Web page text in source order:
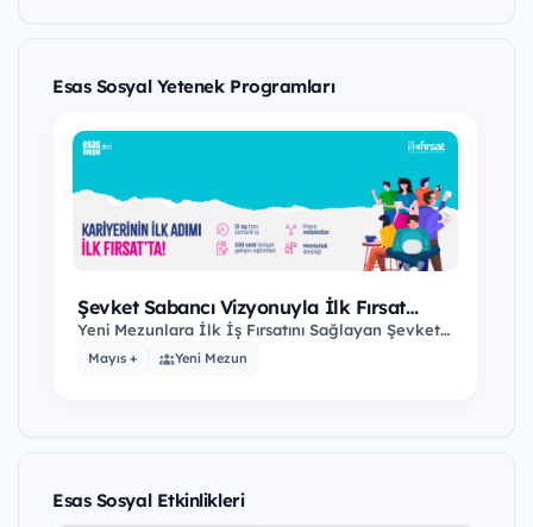
Esas Sosyal Yetenek Programları
Şevket Sabancı Vizyonuyla İlk Fırsat
Programı
Yeni Mezunlara İlk İş Fırsatını Sağlayan Şevket
Sabancı Vizyonuyla İlk Fırsat Programı
Mayıs + Yeni Mezun
Esas Sosyal Etkinlikleri